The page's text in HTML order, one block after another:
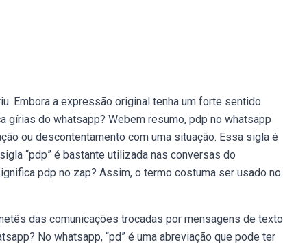
Embora a expressão original tenha um forte sentido
do whatsapp? Webem resumo, pdp no whatsapp
ou descontentamento com uma situação. Essa sigla é
“pdp” é bastante utilizada nas conversas do
pdp no zap? Assim, o termo costuma ser usado no.
das comunicações trocadas por mensagens de texto
No whatsapp, “pd” é uma abreviação que pode ter